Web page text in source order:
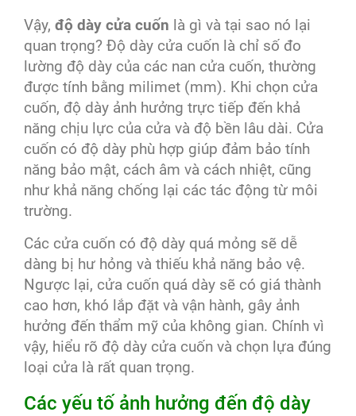
Vậy, độ dày cửa cuốn là gì và tại sao nó lại
quan trọng? Độ dày cửa cuốn là chỉ số đo
lường độ dày của các nan cửa cuốn, thường
được tính bằng milimet (mm). Khi chọn cửa
cuốn, độ dày ảnh hưởng trực tiếp đến khả
năng chịu lực của cửa và độ bền lâu dài. Cửa
cuốn có độ dày phù hợp giúp đảm bảo tính
năng bảo mật, cách âm và cách nhiệt, cũng
như khả năng chống lại các tác động từ môi
trường.
Các cửa cuốn có độ dày quá mỏng sẽ dễ
dàng bị hư hỏng và thiếu khả năng bảo vệ.
Ngược lại, cửa cuốn quá dày sẽ có giá thành
cao hơn, khó lắp đặt và vận hành, gây ảnh
hưởng đến thẩm mỹ của không gian. Chính vì
vậy, hiểu rõ độ dày cửa cuốn và chọn lựa đúng
loại cửa là rất quan trọng.
Các yếu tố ảnh hưởng đến độ dày